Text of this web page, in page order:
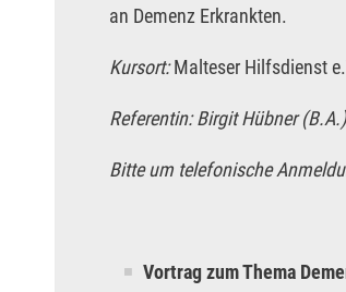
an Demenz Erkrankten.
Kursort:Malteser Hilfsdienst
Referentin: Birgit Hübner (B.A.)
Bitte um telefonische
Vortrag zum Thema